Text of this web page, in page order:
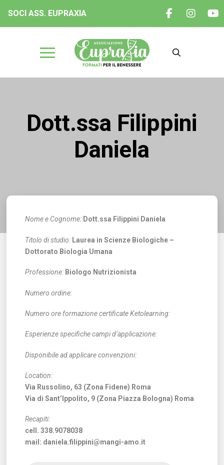
SOCI ASS. EUPRAXIA
Dott.ssa Filippini
Daniela
Nome e Cognome:Dott.ssa Filippini Daniela
Titolo di studio:Laurea in Scienze Biologiche –
Dottorato Biologia Umana
Professione:Biologo Nutrizionista
Numero ordine:
Numero ore formazione certificate Ketolearning:
Esperienze specifiche campi d’applicazione:
Disponibile ad applicare convenzioni:
Location:
Via Russolino, 63 (Zona Fidene) Roma
Via di Sant’Ippolito, 9 (Zona Piazza Bologna) Roma
Recapiti:
cell. 338.9078038
mail: daniela.filippini@mangi-amo.it